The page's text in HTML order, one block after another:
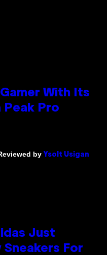
With Its
Peak Pro
by Ysolt Usigan
Just
Sneakers For